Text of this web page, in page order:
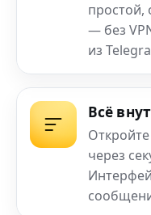
простой,
— без
из
Всё
через